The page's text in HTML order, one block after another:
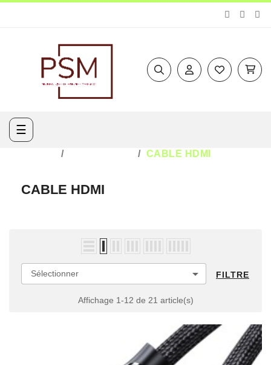
Basculer
la
navigation
☰
CABLE HDMI
CABLE HDMI
Sélectionner  FILTRE
Affichage 1-12 de 21 article(s)